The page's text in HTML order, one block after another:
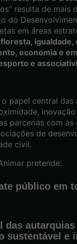
resulta de mais
do
em áreas
igualdade,
economia e
e
papel central das
parcerias com as
de
civil.
pretende:
público em
das
sustentável e